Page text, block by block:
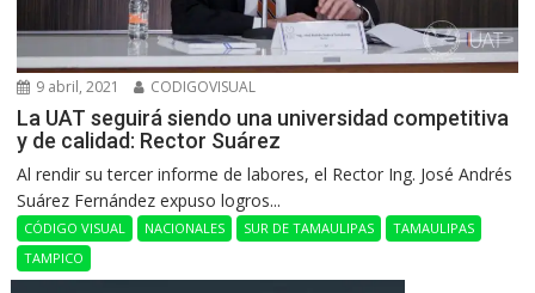
9 abril, 2021 CODIGOVISUAL
La UAT seguirá siendo una universidad competitiva
y de calidad: Rector Suárez
Al rendir su tercer informe de labores, el Rector Ing. José Andrés
Suárez Fernández expuso logros...
CÓDIGO VISUAL NACIONALES SUR DE TAMAULIPAS
TAMAULIPAS
TAMPICO